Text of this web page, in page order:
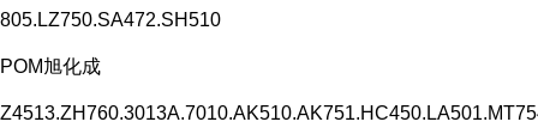
805.LZ750.SA472.SH510
POM旭化成